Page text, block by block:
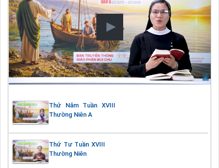
Thứ Năm Tuần XVIII
Thường Niên A
Thứ Tư Tuần XVIII
Thường Niên